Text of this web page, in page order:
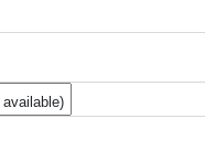
available)